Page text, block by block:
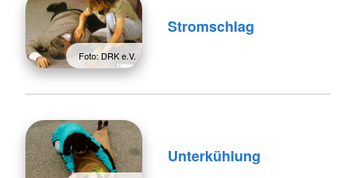
Foto: DRK e.V.
Stromschlag
Unterkühlung